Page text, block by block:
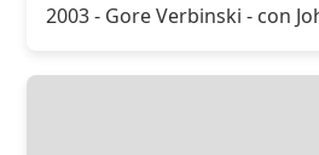
2003 - Gore Verbinski - con